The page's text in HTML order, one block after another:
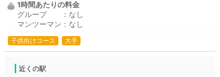
1時間あたりの料金
グループ ：なし
マンツーマン：なし
子供向けコース 大手
近くの駅